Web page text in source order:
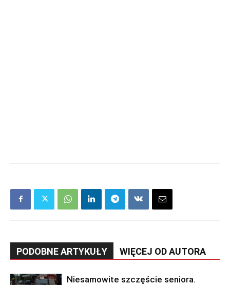
PODOBNE ARTYKUŁY WIĘCEJ OD AUTORA
Niesamowite szczęście seniora.